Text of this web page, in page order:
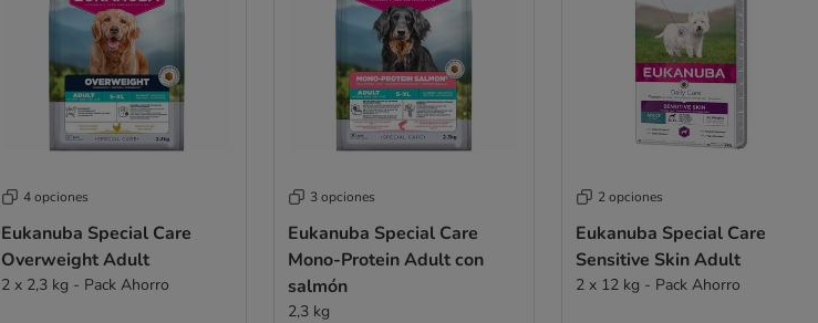
4 opciones
Eukanuba Special Care
Overweight Adult
2 x 2,3 kg - Pack Ahorro
3 opciones
Eukanuba Special Care
Mono-Protein Adult con
salmón
2,3 kg
2 opciones
Eukanuba Special Care
Sensitive Skin Adult
2 x 12 kg - Pack Ahorro